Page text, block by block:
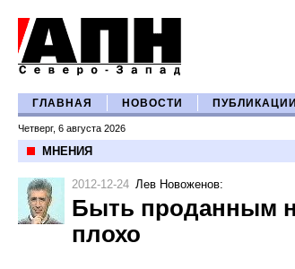
ГЛАВНАЯ НОВОСТИ ПУБЛИКАЦИИ
Четверг, 6 августа 2026
МНЕНИЯ
2012-12-24 Лев Новоженов:
Быть проданным
плохо